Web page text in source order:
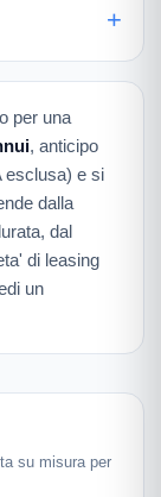
per una
, anticipo
esclusa) e si
dalla
dal
di leasing
un
su misura per